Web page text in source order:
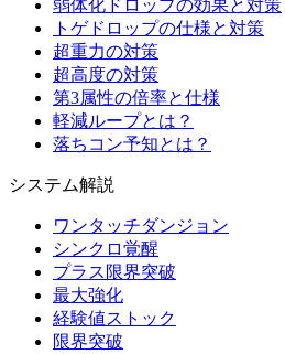
弱体化ドロップの効果と対策
トゲドロップの仕様と対策
超重力の対策
超高度の対策
第3属性の倍率と仕様
軽減ループとは？
落ちコン予知とは？
システム解説
ワンタッチダンジョン
シンクロ覚醒
プラス限界突破
最大強化
経験値ストック
限界突破